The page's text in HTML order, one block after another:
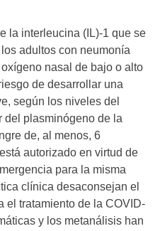
la interleucina (IL)-1 que se
adultos con neumonía
nasal de bajo o alto
de desarrollar una
según los niveles del
del plasminógeno de la
de, al menos, 6
autorizado en virtud de
para la misma
clínica desaconsejan el
el tratamiento de la COVID-
y los metanálisis han